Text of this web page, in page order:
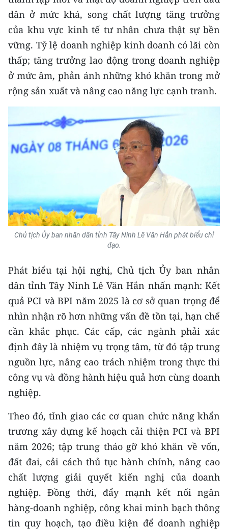
dân ở mức khá, song chất lượng tăng trưởng
của khu vực kinh tế tư nhân chưa thật sự bền
vững. Tỷ lệ doanh nghiệp kinh doanh có lãi còn
thấp; tăng trưởng lao động trong doanh nghiệp
ở mức âm, phản ánh những khó khăn trong mở
rộng sản xuất và nâng cao năng lực cạnh tranh.
Chủ tịch Ủy ban nhân dân tỉnh Tây Ninh Lê Văn Hẳn phát biểu chỉ
đạo.
Phát biểu tại hội nghị, Chủ tịch Ủy ban nhân
dân tỉnh Tây Ninh Lê Văn Hẳn nhấn mạnh: Kết
quả PCI và BPI năm 2025 là cơ sở quan trọng để
nhìn nhận rõ hơn những vấn đề tồn tại, hạn chế
cần khắc phục. Các cấp, các ngành phải xác
định đây là nhiệm vụ trọng tâm, từ đó tập trung
nguồn lực, nâng cao trách nhiệm trong thực thi
công vụ và đồng hành hiệu quả hơn cùng doanh
nghiệp.
Theo đó, tỉnh giao các cơ quan chức năng khẩn
trương xây dựng kế hoạch cải thiện PCI và BPI
năm 2026; tập trung tháo gỡ khó khăn về vốn,
đất đai, cải cách thủ tục hành chính, nâng cao
chất lượng giải quyết kiến nghị của doanh
nghiệp. Đồng thời, đẩy mạnh kết nối ngân
hàng-doanh nghiệp, công khai minh bạch thông
tin quy hoạch, tạo điều kiện để doanh nghiệp